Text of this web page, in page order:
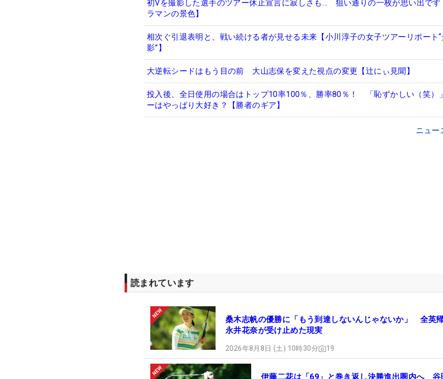
初Vを撮影した選手のツアー休止宣言に寂しさも… 狙い通りの一枚が思い出です
ラマンの景色】
相次ぐ引退表明と、戦い続ける者が見せる未来【小川淳子の女子ツアーリポート
影”】
大逆転シードはもう目の前 大山志保を変えた視点の変更【辻にぃ見聞】
投入後、全日使用の場合はトップ10率100％、勝率80％！ 「恥ずかしい（笑）
ーはやっぱり大好き？【勝者のギア】
ニュー
読まれています
桑木志帆の優勝に「もう到達しないんじゃないか」 全英
永井花奈が受け止めた現実
2026年8月8日 (土) 10時30分 19
伊藤二花は「69」と巻き返し決勝進出圏内へ 谷